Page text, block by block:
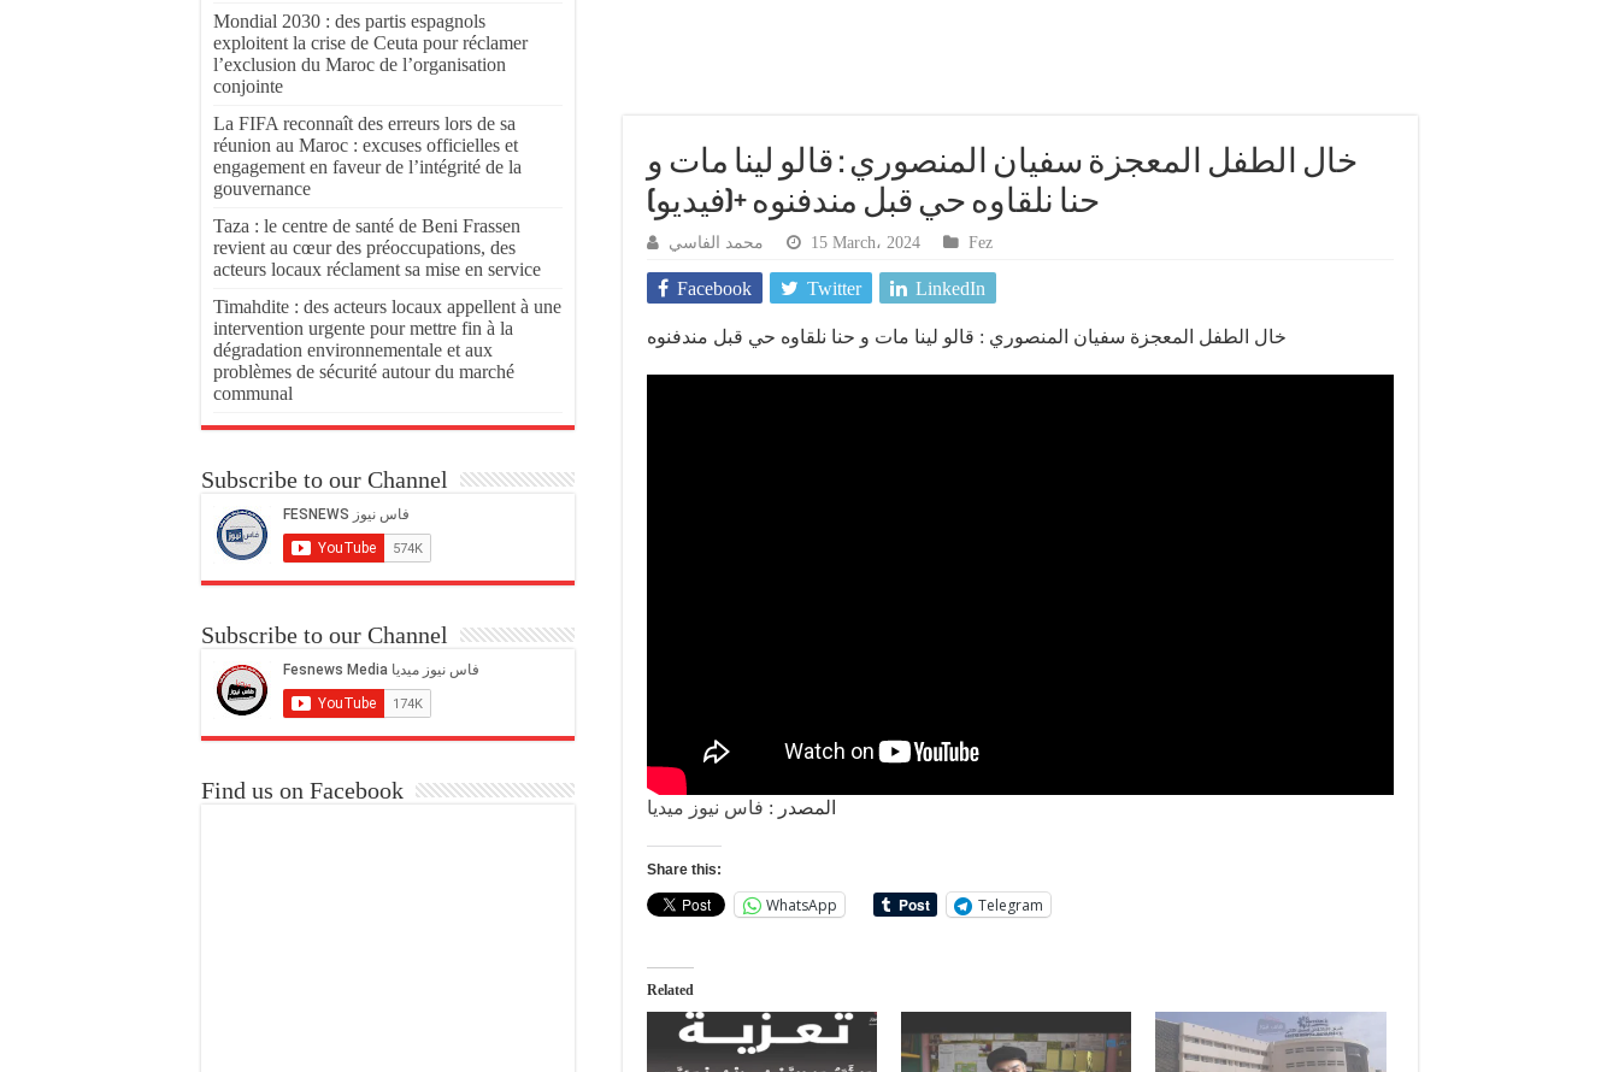
خال الطفل المعجزة سفيان المنصوري : قالو لينا مات و
حنا نلقاوه حي قبل مندفنوه +(فيديو)
محمد الفاسي 15 March، 2024 Fez
Facebook Twitter LinkedIn
خال الطفل المعجزة سفيان المنصوري : قالو لينا مات و حنا نلقاوه حي قبل مندفنوه
المصدر : فاس نيوز ميديا
Share this:
WhatsApp Telegram
Related
Mondial 2030 : des partis espagnols
exploitent la crise de Ceuta pour réclamer
l’exclusion du Maroc de l’organisation
conjointe
La FIFA reconnaît des erreurs lors de sa
réunion au Maroc : excuses officielles et
engagement en faveur de l’intégrité de la
gouvernance
Taza : le centre de santé de Beni Frassen
revient au cœur des préoccupations, des
acteurs locaux réclament sa mise en service
Timahdite : des acteurs locaux appellent à une
intervention urgente pour mettre fin à la
dégradation environnementale et aux
problèmes de sécurité autour du marché
communal
Subscribe to our Channel
Subscribe to our Channel
Find us on Facebook